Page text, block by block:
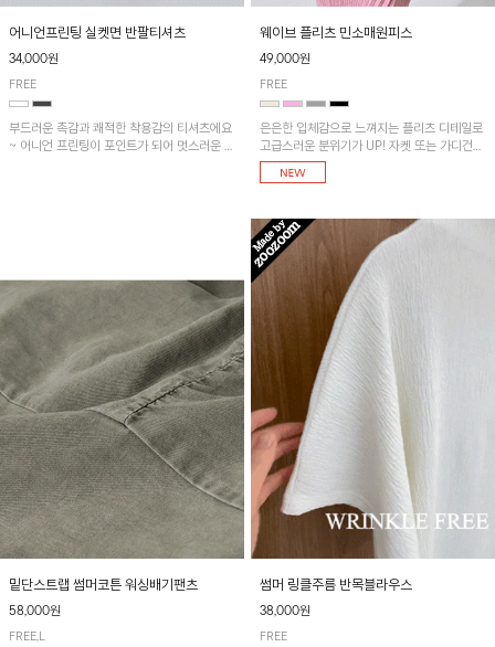
어니언프린팅 실켓면 반팔티셔츠
34,000원
FREE
부드러운 촉감과 쾌적한 착용감의 티셔츠에요
~ 어니언 프린팅이 포인트가 되어 멋스러운 아
웨이브 플리츠 민소매원피스
49,000원
FREE
은은한 입체감으로 느껴지는 플리츠 디테일로
고급스러운 분위기가 UP! 자켓 또는 가디건과
같이 매치해도 잘 어울린답니다!
밑단스트랩 썸머코튼 워싱배기팬츠
58,000원
FREE,L
썸머 링클주름 반목블라우스
38,000원
FREE